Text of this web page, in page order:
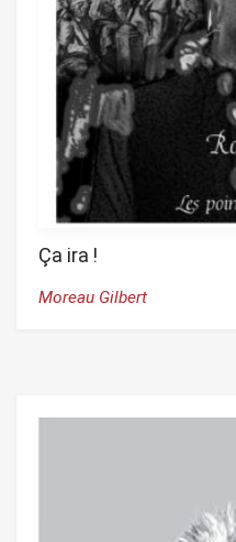
Ça ira !
Moreau Gilbert